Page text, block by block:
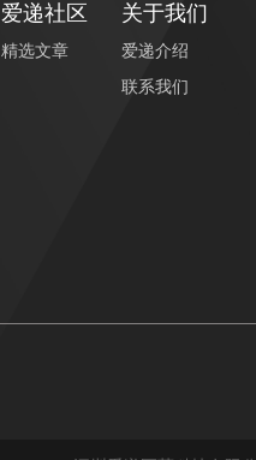
爱递社区
精选文章
关于我们
爱递介绍
联系我们